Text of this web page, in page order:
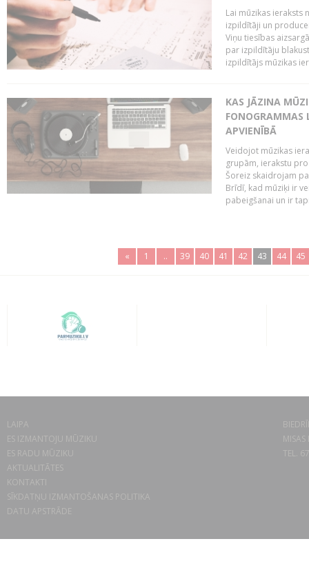
Lai mūzikas ieraksts
izpildītāji un
Viņu tiesības
par izpildītāju
izpildītājs mūzikas
KAS JĀZINA
FONOGRAMMAS
APVIENĪBĀ
Veidojot mūzikas
grupām, ierakstu
Šoreiz skaidrojam
Brīdī, kad mūziķi ir
pabeigšanai un ir
« 1 .. 39 40 41 42 43 44 45
LAIPA
ES IZMANTOJU MŪZIKU
ES RADU MŪZIKU
AKTUALITĀTES
KONTAKTI
SĪKDATŅU IZMANTOŠANAS POLITIKA
DATU APSTRĀDE
TEL.